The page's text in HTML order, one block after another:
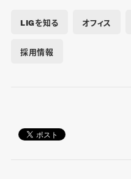
LIGを知る オフィス
採用情報